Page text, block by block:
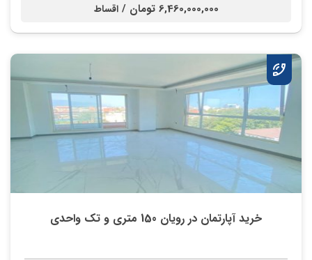
6,460,000,000 تومان / اقساط
خرید آپارتمان در رویان 150 متری و تک واحدی